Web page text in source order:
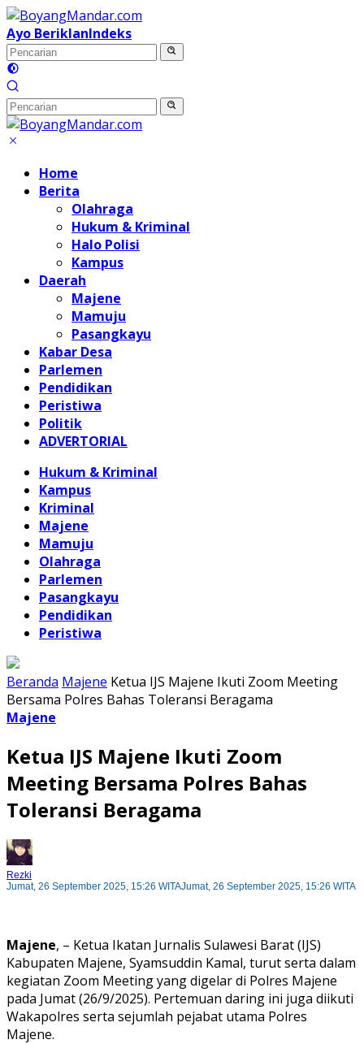
Langsung
ke
konten
Ayo BeriklanIndeks
Home
Berita
Olahraga
Hukum & Kriminal
Halo Polisi
Kampus
Daerah
Majene
Mamuju
Pasangkayu
Kabar Desa
Parlemen
Pendidikan
Peristiwa
Politik
ADVERTORIAL
Hukum & Kriminal
Kampus
Kriminal
Majene
Mamuju
Olahraga
Parlemen
Pasangkayu
Pendidikan
Peristiwa
Beranda Majene Ketua IJS Majene Ikuti Zoom Meeting
Bersama Polres Bahas Toleransi Beragama
Majene
Ketua IJS Majene Ikuti Zoom
Meeting Bersama Polres Bahas
Toleransi Beragama
Rezki
Jumat, 26 September 2025, 15:26 WITAJumat, 26 September 2025, 15:26 WITA
Majene, – Ketua Ikatan Jurnalis Sulawesi Barat (IJS)
Kabupaten Majene, Syamsuddin Kamal, turut serta dalam
kegiatan Zoom Meeting yang digelar di Polres Majene
pada Jumat (26/9/2025). Pertemuan daring ini juga diikuti
Wakapolres serta sejumlah pejabat utama Polres
Majene.